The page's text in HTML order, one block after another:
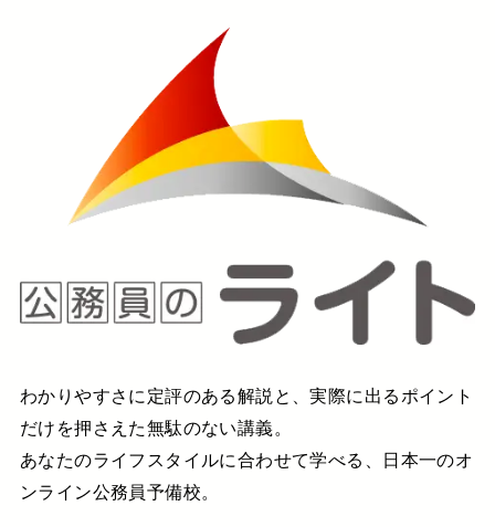
わかりやすさに定評のある解説と、実際に出るポイント
だけを押さえた無駄のない講義。
あなたのライフスタイルに合わせて学べる、日本一のオ
ンライン公務員予備校。